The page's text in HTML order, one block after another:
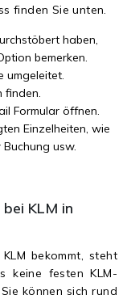
finden Sie unten.
haben,
bemerken.
umgeleitet.
Formular öffnen.
Einzelheiten, wie
usw.
KLM in
bekommt, steht
keine festen KLM-
können sich rund